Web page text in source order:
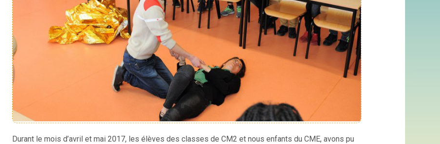
Durant le mois d’avril et mai 2017, les élèves des classes de CM2 et nous enfants du CME, avons pu